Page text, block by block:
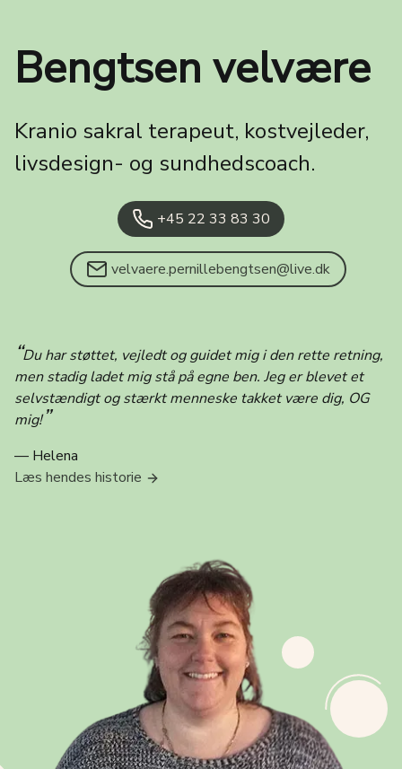
Bengtsen velvære
Kranio sakral terapeut, kostvejleder,
livsdesign- og sundhedscoach.
+45 22 33 83 30
velvaere.pernillebengtsen@live.dk
“Du har støttet, vejledt og guidet mig i den rette retning,
men stadig ladet mig stå på egne ben. Jeg er blevet et
selvstændigt og stærkt menneske takket være dig, OG
mig!”
— Helena
Læs hendes historie